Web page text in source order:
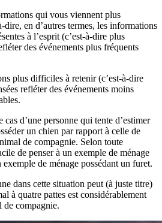
qui vous viennent plus
dire, en d’autres termes, les informations
à l’esprit (c’est-à-dire plus
des événements plus fréquents
plus difficiles à retenir (c’est-à-dire
refléter des événements moins
d’une personne qui tente d’estimer
un chien par rapport à celle de
de compagnie. Selon toute
de penser à un exemple de ménage
de ménage possédant un furet.
dans cette situation peut (à juste titre)
à quatre pattes est considérablement
de compagnie.